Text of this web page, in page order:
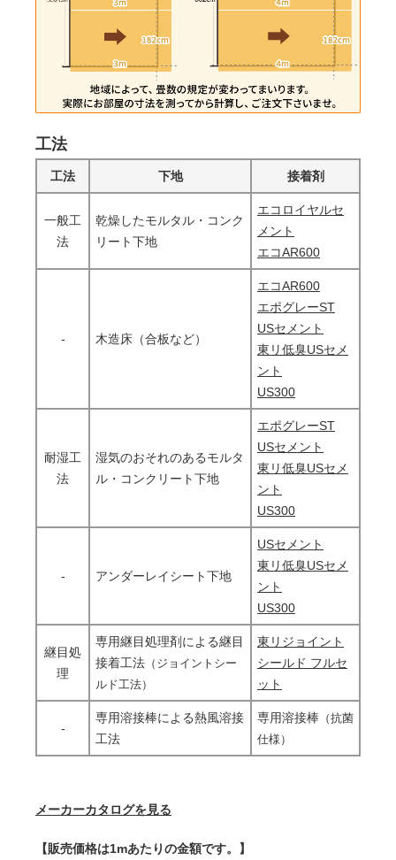
工法
工法 下地 接着剤
一般工
法
乾燥したモルタル・コンク
リート下地
エコロイヤルセ
メント
エコAR600
- 木造床（合板など）
エコAR600
エポグレーST
USセメント
東リ低臭USセメ
ント
US300
耐湿工
法
湿気のおそれのあるモルタ
ル・コンクリート下地
エポグレーST
USセメント
東リ低臭USセメ
ント
US300
- アンダーレイシート下地
USセメント
東リ低臭USセメ
ント
US300
継目処
理
専用継目処理剤による継目
接着工法 （ジョイントシー
ルド工法）
東リジョイント
シールド フルセ
ット
-
専用溶接棒による熱風溶接
工法
専用溶接棒 （抗菌
仕様）
メーカーカタログを見る
【販売価格は1mあたりの金額です。】